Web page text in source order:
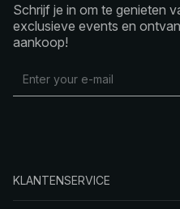
Schrijf je in om te genieten
exclusieve events en
aankoop!
KLANTENSERVICE